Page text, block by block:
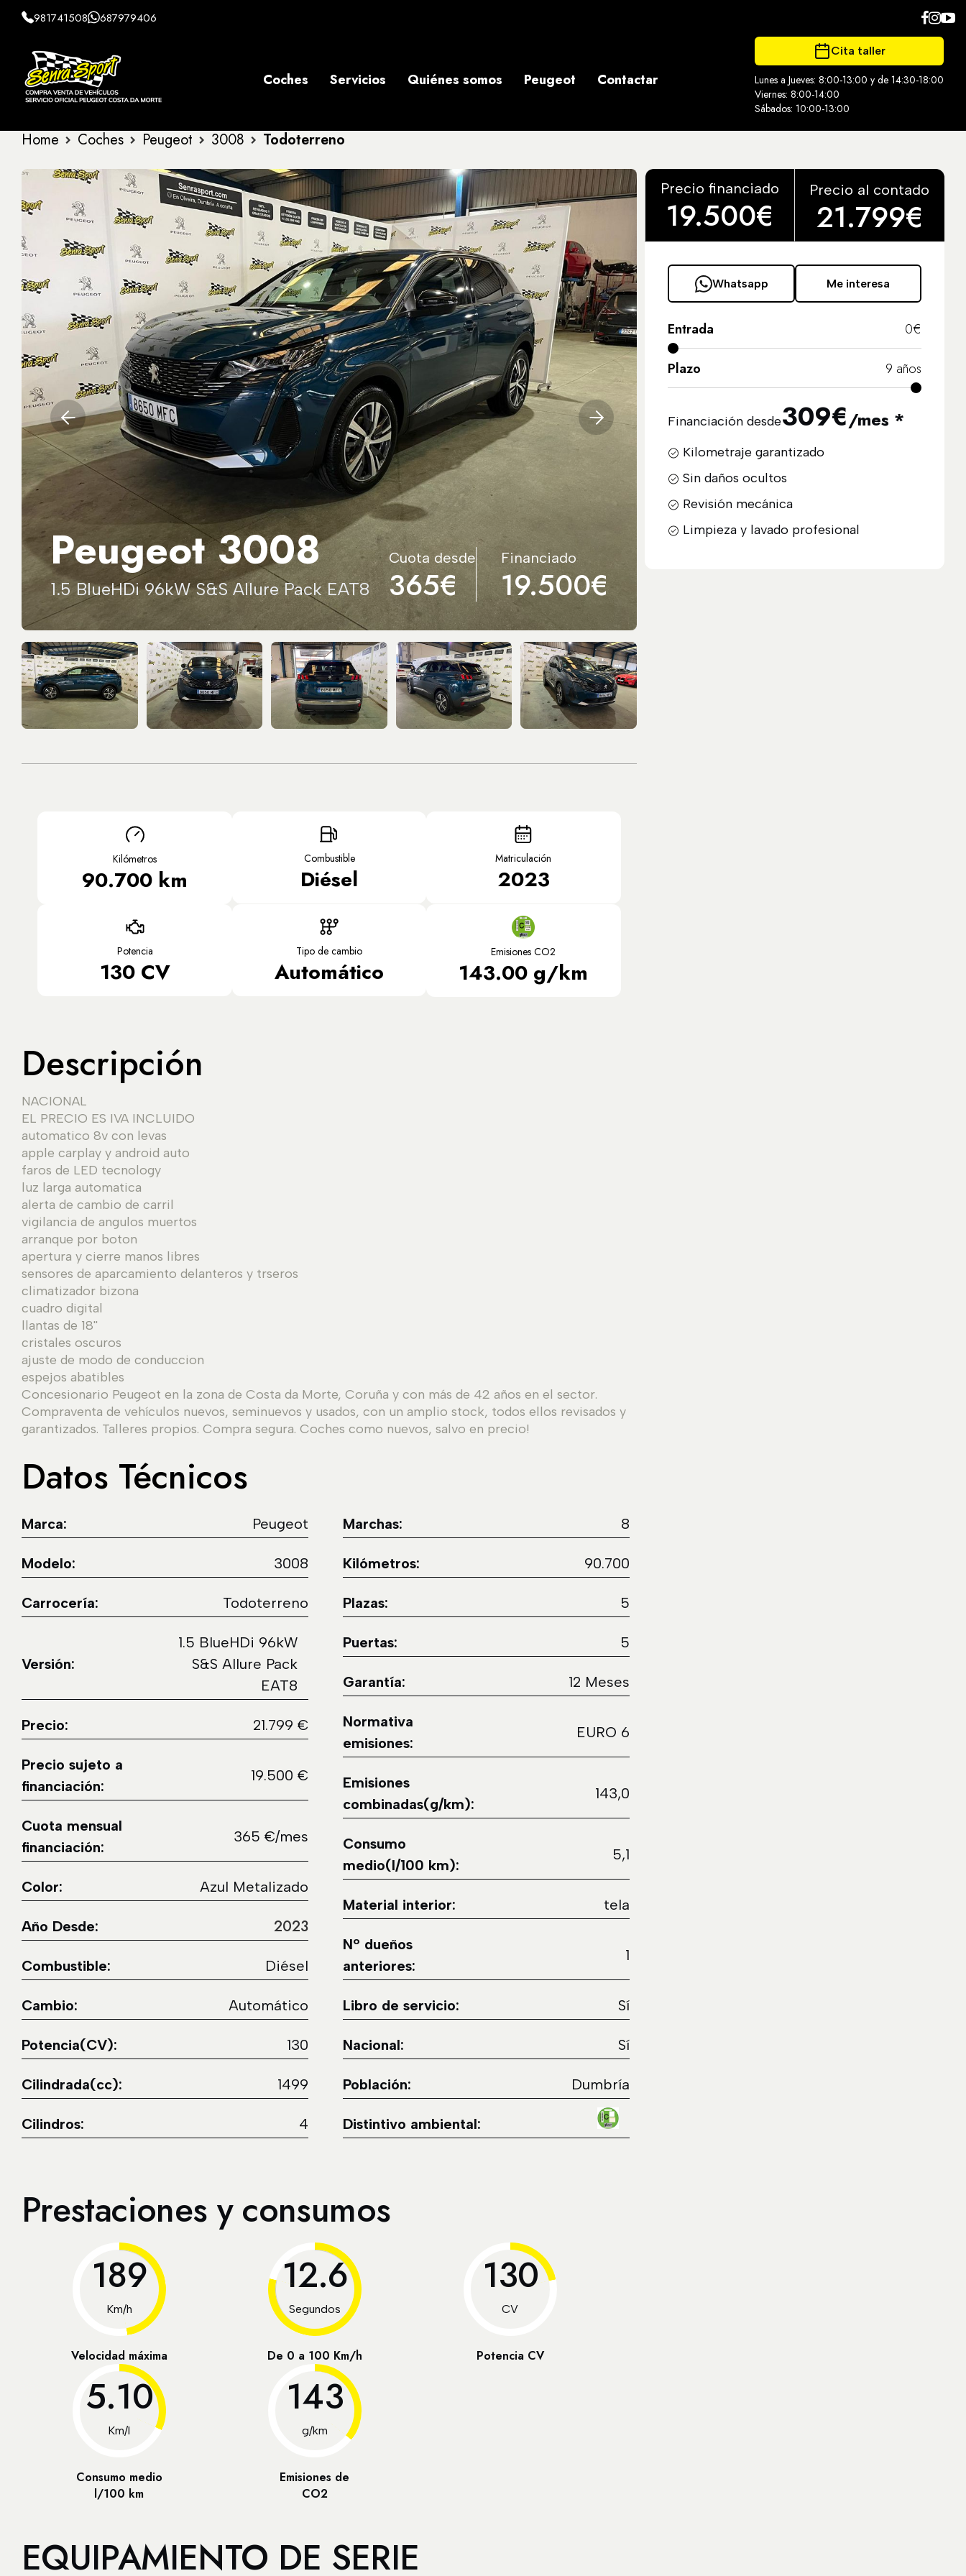
981741508 687979406
Coches Servicios Quiénes somos Peugeot Contactar
Cita taller
Lunes a Jueves: 8:00-13:00 y de 14:30-18:00
Viernes: 8:00-14:00
Sábados: 10:00-13:00
Home Coches Peugeot 3008 Todoterreno
Peugeot 3008
1.5 BlueHDi 96kW S&S Allure Pack EAT8
Cuota desde
365€
Financiado
19.500€
Kilómetros
90.700 km
Combustible
Diésel
Matriculación
2023
Potencia
130 CV
Tipo de cambio
Automático
Emisiones CO2
143.00 g/km
Precio financiado
19.500€
Precio al contado
21.799€
Whatsapp Me interesa
Entrada 0€
Plazo 9 años
Financiación desde309€/mes *
Kilometraje garantizado
Sin daños ocultos
Revisión mecánica
Limpieza y lavado profesional
Descripción
NACIONAL
EL PRECIO ES IVA INCLUIDO
automatico 8v con levas
apple carplay y android auto
faros de LED tecnology
luz larga automatica
alerta de cambio de carril
vigilancia de angulos muertos
arranque por boton
apertura y cierre manos libres
sensores de aparcamiento delanteros y trseros
climatizador bizona
cuadro digital
llantas de 18''
cristales oscuros
ajuste de modo de conduccion
espejos abatibles
Concesionario Peugeot en la zona de Costa da Morte, Coruña y con más de 42 años en el sector.
Compraventa de vehículos nuevos, seminuevos y usados, con un amplio stock, todos ellos revisados y
garantizados. Talleres propios. Compra segura. Coches como nuevos, salvo en precio!
Datos Técnicos
Marca: Peugeot
Modelo: 3008
Carrocería: Todoterreno
Versión:
1.5 BlueHDi 96kW
S&S Allure Pack
EAT8
Precio: 21.799 €
Precio sujeto a
financiación:
19.500 €
Cuota mensual
financiación:
365 €/mes
Color: Azul Metalizado
Año Desde: 2023
Combustible: Diésel
Cambio: Automático
Potencia(CV): 130
Cilindrada(cc): 1499
Cilindros: 4
Marchas: 8
Kilómetros: 90.700
Plazas: 5
Puertas: 5
Garantía: 12 Meses
Normativa
emisiones:
EURO 6
Emisiones
combinadas(g/km):
143,0
Consumo
medio(l/100 km):
5,1
Material interior: tela
Nº dueños
anteriores:
1
Libro de servicio: Sí
Nacional: Sí
Población: Dumbría
Distintivo ambiental:
Prestaciones y consumos
189
Km/h
Velocidad máxima
12.6
Segundos
De 0 a 100 Km/h
130
CV
Potencia CV
5.10
Km/l
Consumo medio
l/100 km
143
g/km
Emisiones de
CO2
EQUIPAMIENTO DE SERIE